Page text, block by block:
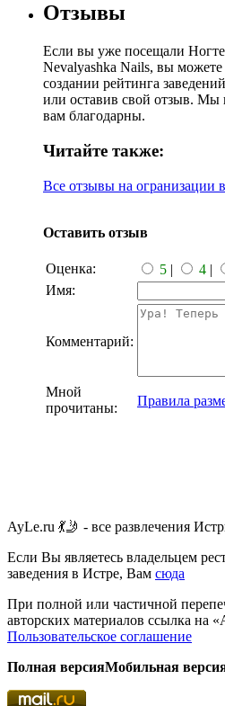
Отзывы
Если вы уже посещали
Nevalyashka Nails, вы можете
создании рейтинга
или оставив свой отзыв. Мы
вам благодарны.
Читайте также:
Все отзывы на огранизации
Оставить отзыв
Оценка: 5 | 4 |
Имя:
Комментарий:
Мной
прочитаны:
Правила
AyLe.ru 💃🤳 - все развлечения
Если Вы являетесь владельцем
заведения в Истре, Вам сюда
При полной или частичной
авторских материалов ссылка на
Пользовательское соглашение
Полная версияМобильная